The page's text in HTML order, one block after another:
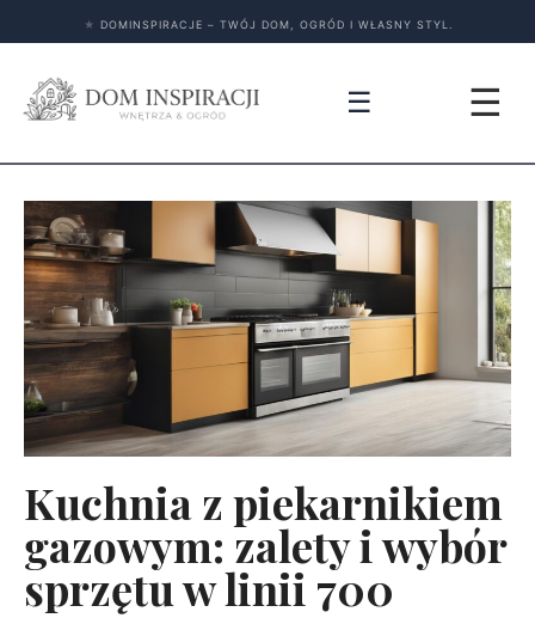
★ DOMINSPIRACJE – TWÓJ DOM, OGRÓD I WŁASNY STYL.
☰ ☰
Kuchnia z piekarnikiem
gazowym: zalety i wybór
sprzętu w linii 700